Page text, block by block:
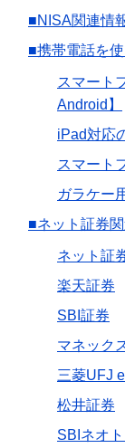
■NISA関連情
■携帯電話を使
スマート
Android】
iPad対応
スマート
ガラケー
■ネット証券
ネット証
楽天証券
SBI証券
マネック
三菱UFJ
松井証券
SBIネオ